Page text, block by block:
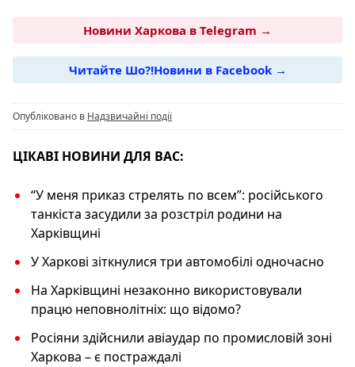
e
b
o
k
e
g
ra
m
at
s
A
p
er p
y
Li
Новини Харкова в Telegram →
Читайте Шо?!Новини в Facebook →
Опубліковано в Надзвичайні події
ЦІКАВІ НОВИНИ ДЛЯ ВАС:
“У меня приказ стрелять по всем”: російського
танкіста засудили за розстріл родини на
Харківщині
У Харкові зіткнулися три автомобілі одночасно
На Харківщині незаконно використовували
працю неповнолітніх: що відомо?
Росіяни здійснили авіаудар по промисловій зоні
Харкова – є постраждалі